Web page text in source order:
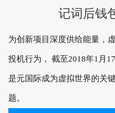
记词后钱
为创新项目深度供给能量，
投机行为， 截至2018年1月
是元国际成为虚拟世界的关
题。